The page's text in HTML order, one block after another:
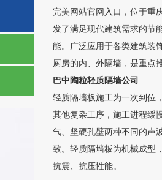
完美网站官网入口，位于重
发了满足现代建筑需求的节
能。广泛应用于各类建筑装
厨房的内、外隔墙，是重点
巴中陶粒轻质隔墙公司
轻质隔墙板施工为一次到位
其他复杂工序，施工进程缓
气、坚硬孔壁两种不同的声
致。轻质隔墙板为机械成型
抗震、抗压性能。